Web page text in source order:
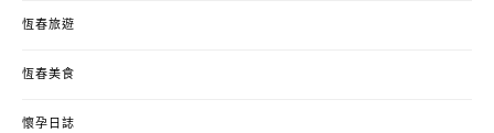
恆春旅遊
恆春美食
懷孕日誌